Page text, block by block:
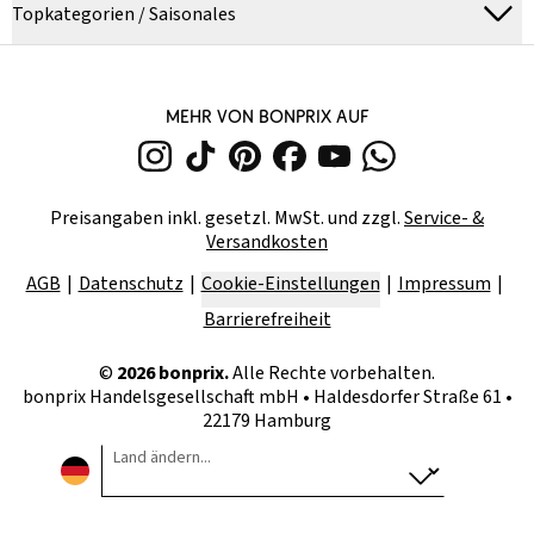
Topkategorien / Saisonales
MEHR VON BONPRIX AUF
Preisangaben inkl. gesetzl. MwSt. und zzgl.Service- &
Versandkosten
AGB
Datenschutz Cookie-Einstellungen
Impressum
Barrierefreiheit
© 2026bonprix.Alle Rechte vorbehalten.
bonprix Handelsgesellschaft mbH • Haldesdorfer Straße 61 •
22179 Hamburg
Land ändern...